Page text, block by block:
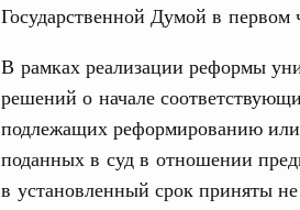
Государственной Думой в первом
В рамках реализации реформы
решений о начале
подлежащих реформированию
поданных в суд в отношении
в установленный срок приняты